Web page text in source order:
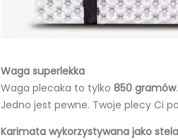
Waga superlekka
Waga plecaka to tylko 850 gramów
Jedno jest pewne. Twoje plecy Ci
Karimata wykorzystywana jako